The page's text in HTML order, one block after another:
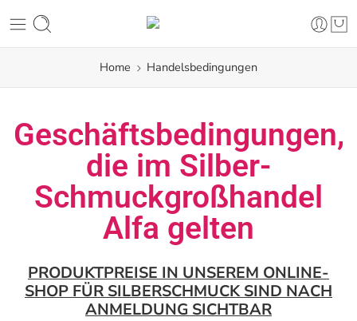
Home Handelsbedingungen
Geschäftsbedingungen,
die im Silber-
Schmuckgroßhandel
Alfa gelten
PRODUKTPREISE IN UNSEREM ONLINE-
SHOP FÜR SILBERSCHMUCK SIND NACH
ANMELDUNG SICHTBAR